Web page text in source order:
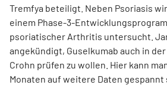
Tremfya beteiligt. Neben Psoriasis
einem Phase-3-
psoriatischer Arthritis untersucht.
angekündigt, Guselkumab auch in
Crohn prüfen zu wollen. Hier kann
Monaten auf weitere Daten gespannt